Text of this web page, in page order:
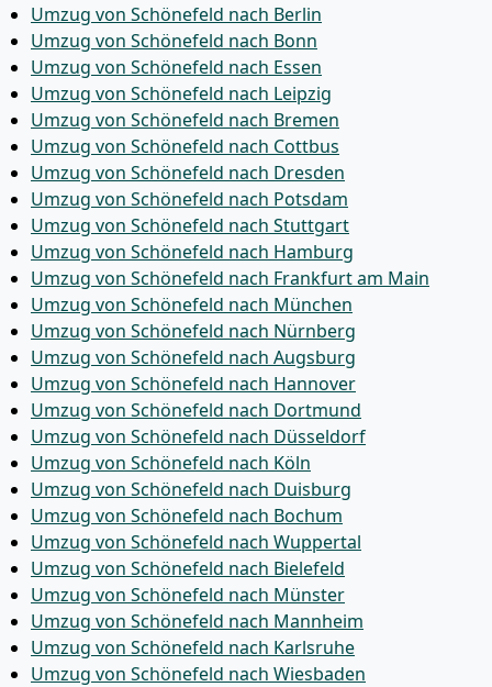
Umzug von Schönefeld nach Berlin
Umzug von Schönefeld nach Bonn
Umzug von Schönefeld nach Essen
Umzug von Schönefeld nach Leipzig
Umzug von Schönefeld nach Bremen
Umzug von Schönefeld nach Cottbus
Umzug von Schönefeld nach Dresden
Umzug von Schönefeld nach Potsdam
Umzug von Schönefeld nach Stuttgart
Umzug von Schönefeld nach Hamburg
Umzug von Schönefeld nach Frankfurt am Main
Umzug von Schönefeld nach München
Umzug von Schönefeld nach Nürnberg
Umzug von Schönefeld nach Augsburg
Umzug von Schönefeld nach Hannover
Umzug von Schönefeld nach Dortmund
Umzug von Schönefeld nach Düsseldorf
Umzug von Schönefeld nach Köln
Umzug von Schönefeld nach Duisburg
Umzug von Schönefeld nach Bochum
Umzug von Schönefeld nach Wuppertal
Umzug von Schönefeld nach Bielefeld
Umzug von Schönefeld nach Münster
Umzug von Schönefeld nach Mannheim
Umzug von Schönefeld nach Karlsruhe
Umzug von Schönefeld nach Wiesbaden